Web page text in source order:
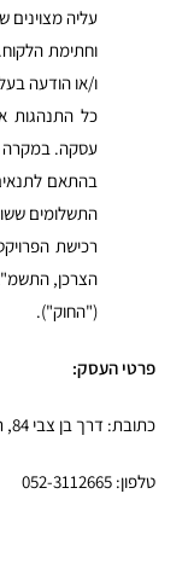
עליה
וחתימת
ו/או הודעה
כל התנהגות
עסקה. במקרה
בהתאם
התשלומים
רכישת
הצרכן, התשמ"א-
("החוק").
פרטי העסק:
כתובת: דרך בן צבי 84, תל אביב
טלפון: 052-3112665